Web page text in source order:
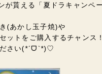
が貰える「夏ドラキャンペ
(あかし玉子焼)や
ットをご購入するチャンス！
さい(*ˊᗜˋ*)♡